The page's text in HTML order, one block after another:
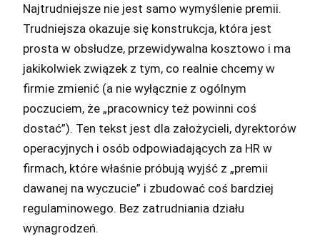
Najtrudniejsze nie jest samo wymyślenie premii.
Trudniejsza okazuje się konstrukcja, która jest
prosta w obsłudze, przewidywalna kosztowo i ma
jakikolwiek związek z tym, co realnie chcemy w
firmie zmienić (a nie wyłącznie z ogólnym
poczuciem, że „pracownicy też powinni coś
dostać”). Ten tekst jest dla założycieli, dyrektorów
operacyjnych i osób odpowiadających za HR w
firmach, które właśnie próbują wyjść z „premii
dawanej na wyczucie” i zbudować coś bardziej
regulaminowego. Bez zatrudniania działu
wynagrodzeń.